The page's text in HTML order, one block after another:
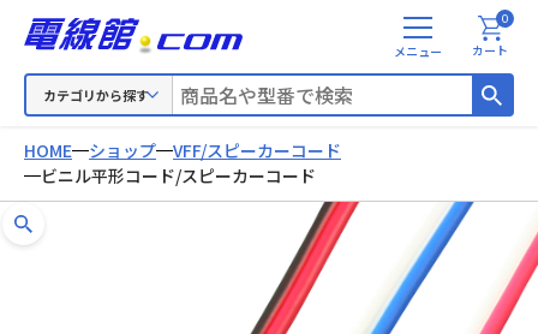
カテゴリから探す
メ
ニ
カート
0
HOME ショップ
VFF/スピーカーコード
ビニル平形コード/スピーカーコード